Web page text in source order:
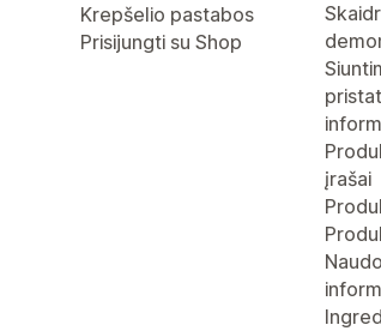
Krepšelio pastabos
Prisijungti su Shop
įrašai